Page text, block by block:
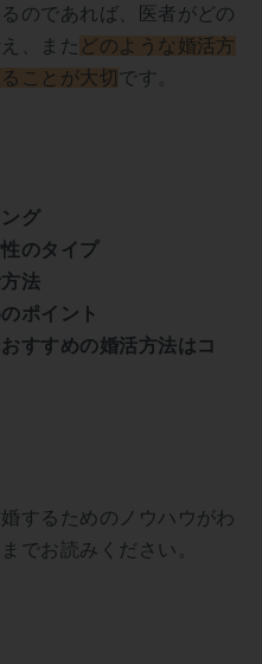
のであれば、医者がどの
、また どのような婚活方
ことが大切 です。
グ
のタイプ
法
ポイント
すすめの婚活方法はコ
するためのノウハウがわ
でお読みください。